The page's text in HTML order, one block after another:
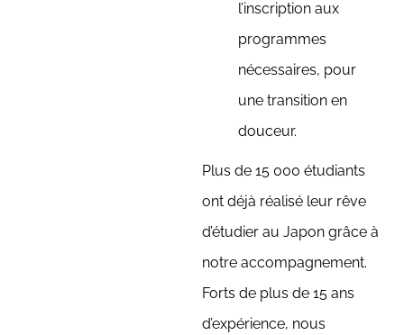
l’inscription aux
programmes
nécessaires, pour
une transition en
douceur.
Plus de 15 000 étudiants
ont déjà réalisé leur rêve
d’étudier au Japon grâce à
notre accompagnement.
Forts de plus de 15 ans
d’expérience, nous